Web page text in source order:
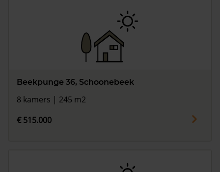
Beekpunge 36, Schoonebeek
8 kamers | 245 m2
€ 515.000